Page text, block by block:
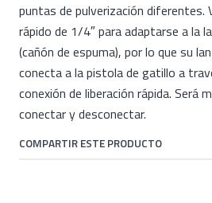
puntas de pulverización diferentes.
rápido de 1/4″ para adaptarse a la
(cañón de espuma), por lo que su
conecta a la pistola de gatillo a
conexión de liberación rápida. Será
conectar y desconectar.
COMPARTIR ESTE PRODUCTO